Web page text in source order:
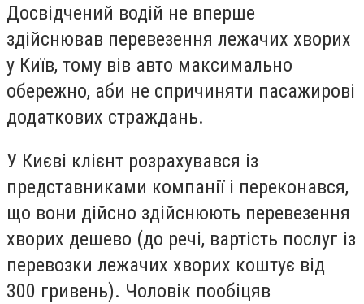
Досвідчений водій не вперше
здійснював перевезення лежачих хворих
у Київ, тому вів авто максимально
обережно, аби не спричиняти пасажирові
додаткових страждань.
У Києві клієнт розрахувався із
представниками компанії і переконався,
що вони дійсно здійснюють перевезення
хворих дешево (до речі, вартість послуг із
перевозки лежачих хворих коштує від
300 гривень). Чоловік пообіцяв